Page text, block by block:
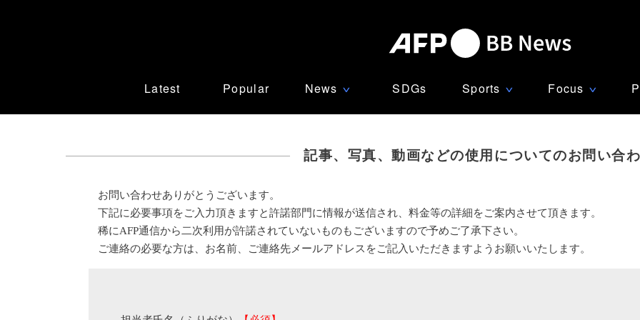
Latest Popular News ∨ SDGs Sports ∨ Focus ∨
記事、写真、動画などの使用についてのお問い合
お問い合わせありがとうございます。
下記に必要事項をご入力頂きますと許諾部門に情報が送信され、料金等の詳細をご案内させて頂きます。
稀にAFP通信から二次利用が許諾されていないものもございますので予めご了承下さい。
ご連絡の必要な方は、お名前、ご連絡先メールアドレスをご記入いただきますようお願いいたします。